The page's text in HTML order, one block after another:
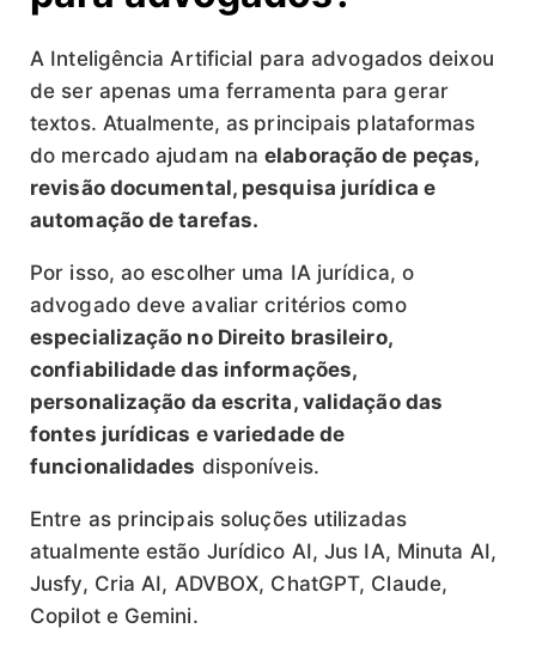
A Inteligência Artificial para advogados deixou
de ser apenas uma ferramenta para gerar
textos. Atualmente, as principais plataformas
do mercado ajudam naelaboração de peças,
revisão documental, pesquisa jurídica e
automação de tarefas.
Por isso, ao escolher uma IA jurídica, o
advogado deve avaliar critérios como
especialização no Direito brasileiro,
confiabilidade das informações,
personalização da escrita, validação das
fontes jurídicas e variedade de
funcionalidades disponíveis.
Entre as principais soluções utilizadas
atualmente estão Jurídico AI, Jus IA, Minuta AI,
Jusfy, Cria AI, ADVBOX, ChatGPT, Claude,
Copilot e Gemini.